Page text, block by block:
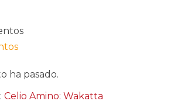
ha pasado.
Celio Amino: Wakatta